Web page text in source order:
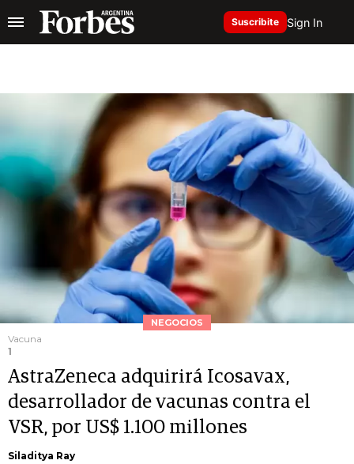
Suscribite Sign In
NEGOCIOS
Vacuna
1
AstraZeneca adquirirá Icosavax,
desarrollador de vacunas contra el
VSR, por US$ 1.100 millones
Siladitya Ray